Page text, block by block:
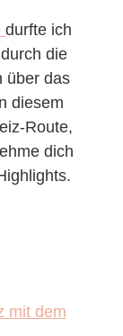
durfte ich
die
über das
diesem
Route,
dich
mit dem